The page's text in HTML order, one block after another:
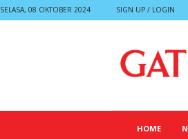
SELASA, 08 OKTOBER 2024 SIGN UP / LOGIN
HOME